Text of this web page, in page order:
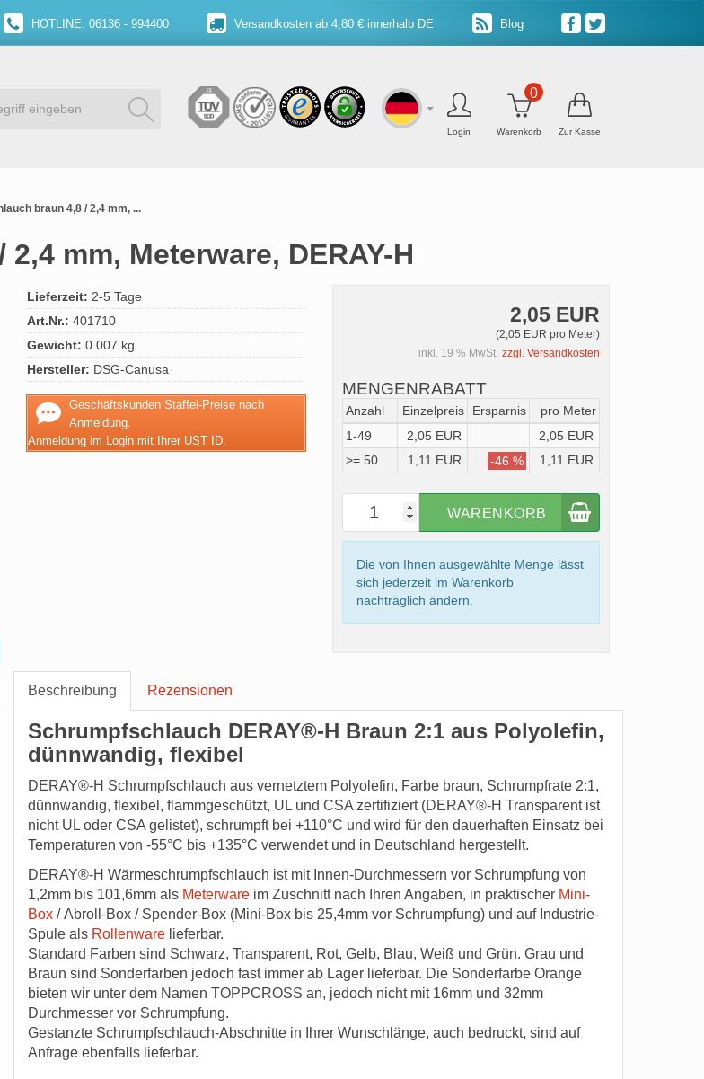
HOTLINE: 06136 - 994400 Versandkosten ab 4,80 € innerhalb DE Blog
Login Warenkorb
0
Zur Kasse
braun 4,8 / 2,4 mm, ...
mm, Meterware, DERAY-H
Lieferzeit: 2-5 Tage
Art.Nr.: 401710
Gewicht: 0.007 kg
Hersteller: DSG-Canusa
Geschäftskunden Staffel-Preise nach
Anmeldung.
Anmeldung im Login mit Ihrer UST ID.
2,05 EUR
(2,05 EUR pro Meter)
inkl. 19 % MwSt. zzgl. Versandkosten
MENGENRABATT
Anzahl Einzelpreis Ersparnis
pro Meter
1-49
2,05 EUR
2,05 EUR
>= 50
1,11 EUR -46 % 1,11 EUR
WARENKORB
Die von Ihnen ausgewählte Menge lässt
sich jederzeit im Warenkorb
nachträglich ändern.
Beschreibung Rezensionen
Schrumpfschlauch DERAY®-H Braun 2:1 aus Polyolefin,
dünnwandig, flexibel
DERAY®-H Schrumpfschlauch aus vernetztem Polyolefin, Farbe braun, Schrumpfrate 2:1,
dünnwandig, flexibel, flammgeschützt, UL und CSA zertifiziert (DERAY®-H Transparent ist
nicht UL oder CSA gelistet), schrumpft bei +110°C und wird für den dauerhaften Einsatz bei
Temperaturen von -55°C bis +135°C verwendet und in Deutschland hergestellt.
DERAY®-H Wärmeschrumpfschlauch ist mit Innen-Durchmessern vor Schrumpfung von
1,2mm bis 101,6mm als Meterware im Zuschnitt nach Ihren Angaben, in praktischer Mini-
Box / Abroll-Box / Spender-Box (Mini-Box bis 25,4mm vor Schrumpfung) und auf Industrie-
Spule als Rollenware lieferbar.
Standard Farben sind Schwarz, Transparent, Rot, Gelb, Blau, Weiß und Grün. Grau und
Braun sind Sonderfarben jedoch fast immer ab Lager lieferbar. Die Sonderfarbe Orange
bieten wir unter dem Namen TOPPCROSS an, jedoch nicht mit 16mm und 32mm
Durchmesser vor Schrumpfung.
Gestanzte Schrumpfschlauch-Abschnitte in Ihrer Wunschlänge, auch bedruckt, sind auf
Anfrage ebenfalls lieferbar.